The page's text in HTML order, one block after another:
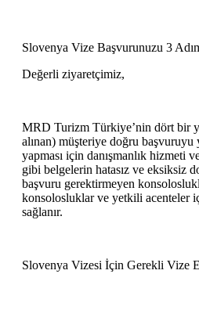
Slovenya Vize Başvurunuzu 3
Değerli ziyaretçimiz,
MRD Turizm Türkiye’nin dört bir
alınan) müşteriye doğru başvuruyu
yapması için danışmanlık hizmeti
gibi belgelerin hatasız ve eksiksiz
başvuru gerektirmeyen
konsolosluklar ve yetkili acenteler
sağlanır.
Slovenya Vizesi İçin Gerekli Vize